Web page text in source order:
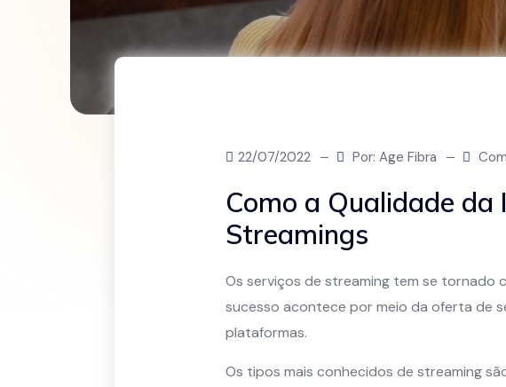
22/07/2022 Por: Age Fibra
Como a Qualidade
Streamings
Os serviços de streaming tem se tornado
sucesso acontece por meio da oferta de
plataformas.
Os tipos mais conhecidos de streaming